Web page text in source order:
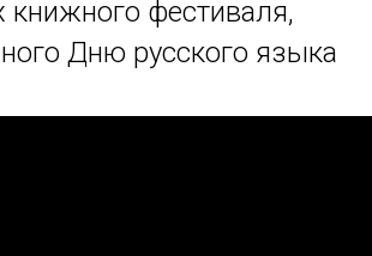
книжного фестиваля,
Дню русского языка